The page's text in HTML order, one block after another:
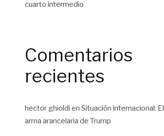
cuarto intermedio
Comentarios
recientes
hector ghioldi en Situación internacional: El
arma arancelaria de Trump